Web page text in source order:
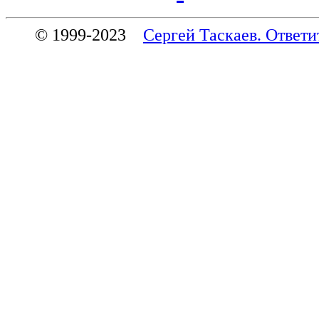
© 1999-2023 Сергей Таскаев.